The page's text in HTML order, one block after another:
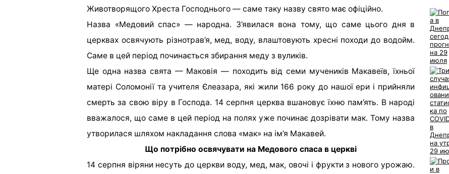
Животворящого Хреста Господнього — саме таку назву свято має офіційно.
Назва «Медовий спас» — народна. З’явилася вона тому, що саме цього дня в
церквах освячують різнотрав’я, мед, воду, влаштовують хресні походи до водойм.
Саме в цей період починається збирання меду з вуликів.
Ще одна назва свята — Маковія — походить від семи мучеників Макавеїв, їхньої
матері Соломонії та учителя Єлеазара, які жили 166 року до нашої ери і прийняли
смерть за свою віру в Господа. 14 серпня церква вшановує їхню пам’ять. В народі
вважалося, що саме в цей період на полях уже починає дозрівати мак. Тому назва
утворилася шляхом накладання слова «мак» на ім’я Макавей.
Що потрібно освячувати на Медового спаса в церкві
14 серпня віряни несуть до церкви воду, мед, мак, овочі і фрукти з нового урожаю.